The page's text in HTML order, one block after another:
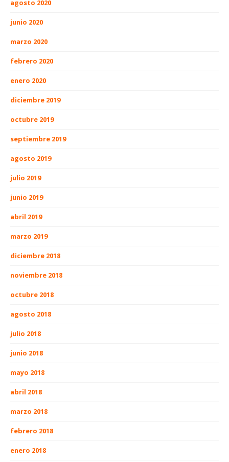
agosto 2020
junio 2020
marzo 2020
febrero 2020
enero 2020
diciembre 2019
octubre 2019
septiembre 2019
agosto 2019
julio 2019
junio 2019
abril 2019
marzo 2019
diciembre 2018
noviembre 2018
octubre 2018
agosto 2018
julio 2018
junio 2018
mayo 2018
abril 2018
marzo 2018
febrero 2018
enero 2018